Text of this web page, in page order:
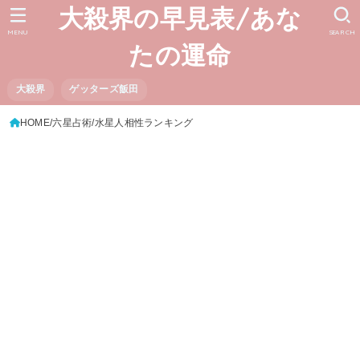
大殺界の早見表/あな
たの運命
大殺界 ゲッターズ飯田
SEARCH
MENU
HOME 六星占術 水星人相性ランキング